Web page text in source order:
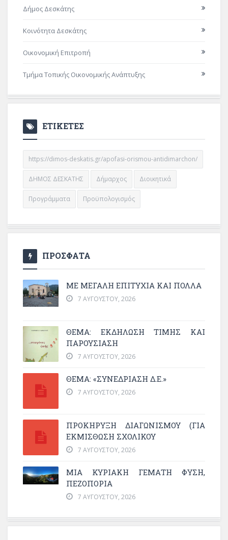
Δήμος Δεσκάτης
Κοινότητα Δεσκάτης
Οικονομική Επιτροπή
Τμήμα Τοπικής Οικονομικής Ανάπτυξης
ΕΤΙΚΕΤΕΣ
https://dimos-deskatis.gr/apofasi-orismou-antidimarchon/
ΔΗΜΟΣ ΔΕΣΚΑΤΗΣ Δήμαρχος Διοικητικά
Προγράμματα Προϋπολογισμός
ΠΡΟΣΦΑΤΑ
ΜΕ ΜΕΓΆΛΗ ΕΠΙΤΥΧΊΑ ΚΑΙ ΠΟΛΛΆ
7 ΑΥΓΟΎΣΤΟΥ, 2026
ΘΈΜΑ: ΕΚΔΉΛΩΣΗ ΤΙΜΉΣ ΚΑΙ
ΠΑΡΟΥΣΊΑΣΗ
7 ΑΥΓΟΎΣΤΟΥ, 2026
ΘΕΜΑ: «ΣΥΝΕΔΡΊΑΣΗ Δ.Ε.»
7 ΑΥΓΟΎΣΤΟΥ, 2026
ΠΡΟΚΗΡΥΞΗ ΔΙΑΓΩΝΙΣΜΟΥ (ΓΙΑ
ΕΚΜΊΣΘΩΣΗ ΣΧΟΛΙΚΟΎ
7 ΑΥΓΟΎΣΤΟΥ, 2026
ΜΙΑ ΚΥΡΙΑΚΉ ΓΕΜΆΤΗ ΦΎΣΗ,
ΠΕΖΟΠΟΡΊΑ
7 ΑΥΓΟΎΣΤΟΥ, 2026